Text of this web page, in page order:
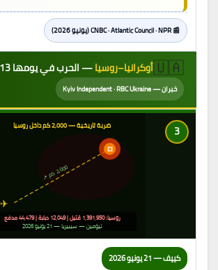
📰 CNBC · Atlantic Council · NPR (يونيو 2026)
🇺🇦أوكرانيا–روسيا— الحرب في يومها 1,213
خبران — Kyiv Independent · RBC Ukraine
💥
✈
2,000ك
م↗
روسيا: 1,391,950 قتيل | 12,049 دبابة | 44,479 مدفع
تيومين — سيبيريا — 21 يونيو 2026
ضربة تاريخية — 2,000 كم داخل روسيا 3
كييف — 21 يونيو 2026